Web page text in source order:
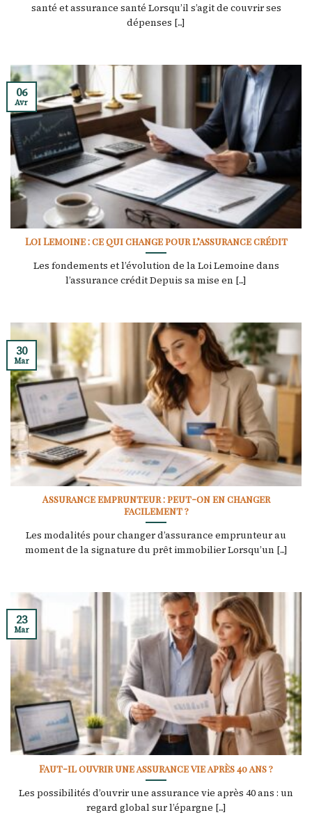
santé et assurance santé Lorsqu’il s’agit de couvrir ses
dépenses [...]
Loi Lemoine : ce qui change pour l’assurance crédit
Les fondements et l’évolution de la Loi Lemoine dans
l’assurance crédit Depuis sa mise en [...]
06
Avr
Assurance emprunteur : peut-on en changer
facilement ?
Les modalités pour changer d’assurance emprunteur au
moment de la signature du prêt immobilier Lorsqu’un [...]
30
Mar
Faut-il ouvrir une assurance vie après 40 ans ?
Les possibilités d’ouvrir une assurance vie après 40 ans : un
regard global sur l’épargne [...]
23
Mar